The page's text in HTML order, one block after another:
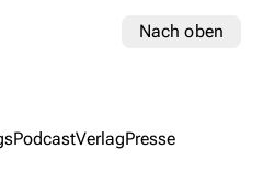
Nach oben
PodcastVerlagPresse